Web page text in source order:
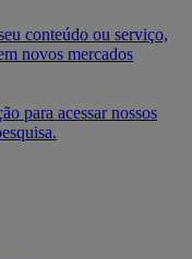
conteúdo ou serviço,
novos mercados
para acessar nossos